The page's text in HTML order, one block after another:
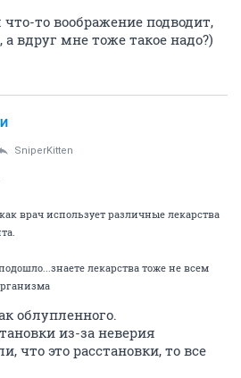
то воображение подводит,
вдруг мне тоже такое надо?)
SniperKitten
врач использует различные лекарства
лекарства тоже не всем
облупленного.
из-за неверия
что это расстановки, то все